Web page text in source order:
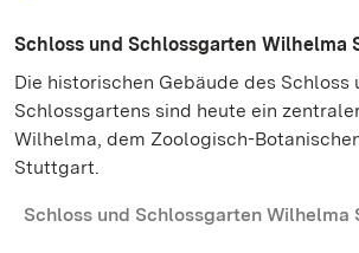
Schloss und Schlossgarten Wilhelma
Die historischen Gebäude des Schloss
Schlossgartens sind heute ein
Wilhelma, dem Zoologisch-
Stuttgart.
Schloss und Schlossgarten